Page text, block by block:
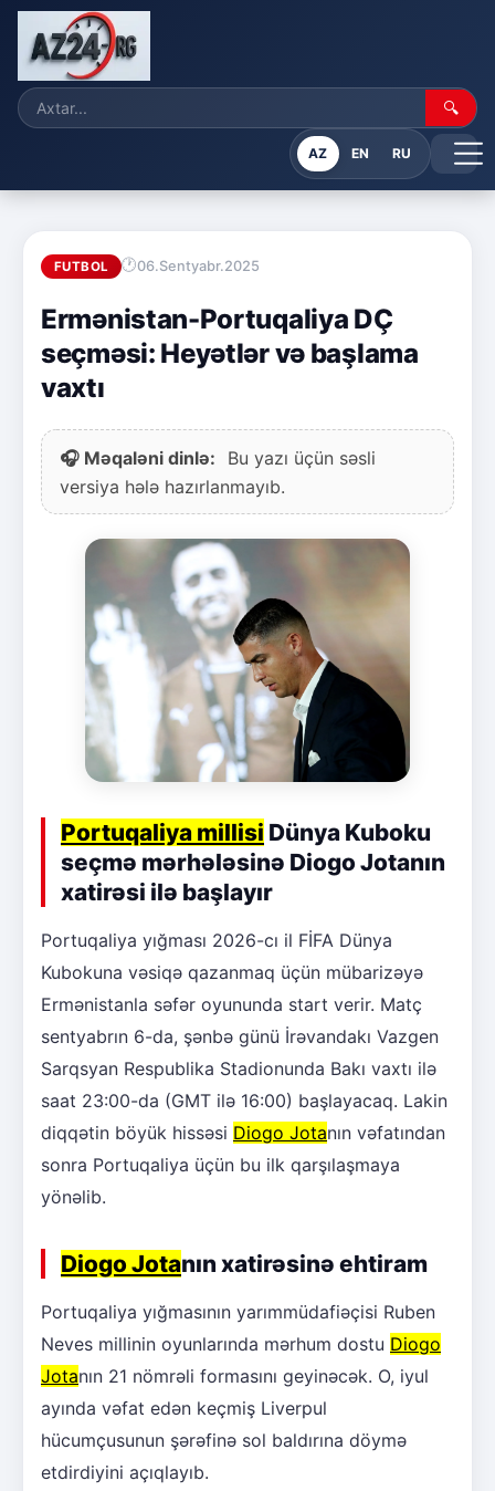
🔍
AZ EN RU
FUTBOL 06.Sentyabr.2025
Ermənistan-Portuqaliya DÇ
seçməsi: Heyətlər və başlama
vaxtı
🎧 Məqaləni dinlə:
Bu yazı üçün səsli
versiya hələ hazırlanmayıb.
Portuqaliya millisi Dünya Kuboku
seçmə mərhələsinə Diogo Jotanın
xatirəsi ilə başlayır
Portuqaliya yığması 2026-cı il FİFA Dünya
Kubokuna vəsiqə qazanmaq üçün mübarizəyə
Ermənistanla səfər oyununda start verir. Matç
sentyabrın 6-da, şənbə günü İrəvandakı Vazgen
Sarqsyan Respublika Stadionunda Bakı vaxtı ilə
saat 23:00-da (GMT ilə 16:00) başlayacaq. Lakin
diqqətin böyük hissəsi Diogo Jotanın vəfatından
sonra Portuqaliya üçün bu ilk qarşılaşmaya
yönəlib.
Diogo Jotanın xatirəsinə ehtiram
Portuqaliya yığmasının yarımmüdafiəçisi Ruben
Neves millinin oyunlarında mərhum dostu Diogo
Jotanın 21 nömrəli formasını geyinəcək. O, iyul
ayında vəfat edən keçmiş Liverpul
hücumçusunun şərəfinə sol baldırına döymə
etdirdiyini açıqlayıb.